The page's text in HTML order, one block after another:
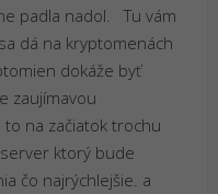
padla nadol. Tu vám
dá na kryptomenách
dokáže byť
zaujímavou
na začiatok trochu
ktorý bude
čo najrýchlejšie. a